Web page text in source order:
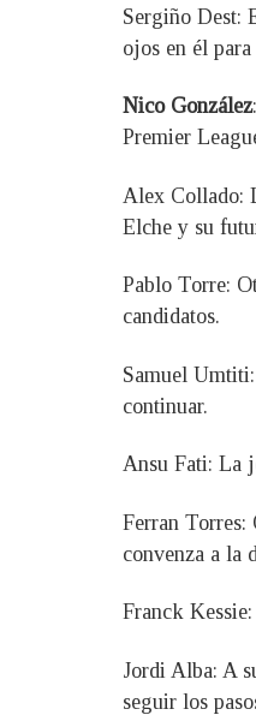
Sergiño Dest:
ojos en él
Nico González
Premier
Alex Collado:
Elche y su
Pablo Torre:
candidatos.
Samuel
continuar.
Ansu Fati: La
Ferran
convenza a la
Franck
Jordi Alba: A
seguir los